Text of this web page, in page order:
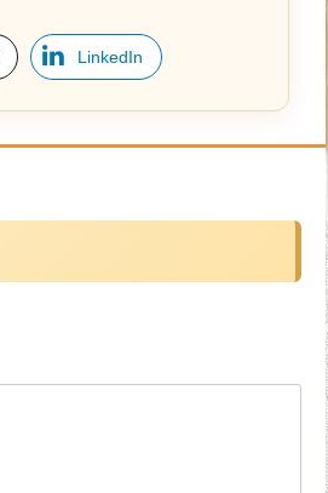
LinkedIn